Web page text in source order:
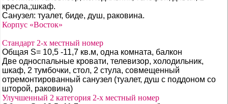
кресла,;шкаф.
Санузел: туалет, биде, душ, раковина.
Корпус «Восток»
Стандарт 2-х местный номер
Общая S= 10,5 -11,7 кв.м, одна комната, балкон
Две односпальные кровати, телевизор, холодильник,
шкаф, 2 тумбочки, стол, 2 стула, совмещенный
отремонтированный санузел (туалет, душ с поддоном со
шторой, раковина)
Улучшенный 2 категория 2-х местный номер